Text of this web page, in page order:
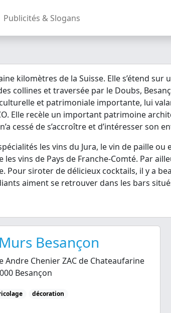
Publicités & Slogans
kilomètres de la Suisse. Elle s’étend
collines et traversée par le Doubs,
et patrimoniale importante, lui
Elle recèle un important patrimoine
cessé de s’accroître et d’intéresser son
les vins du Jura, le vin de paille
vins de Pays de Franche-Comté. Par
Pour siroter de délicieux cocktails, il y a
aiment se retrouver dans les bars
Besançon
Andre Chenier ZAC de Chateaufarine
Besançon
décoration